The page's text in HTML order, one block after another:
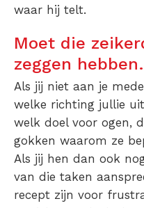
waar hij telt.
Moet die
zeggen
Als jij niet aan je
welke richting jullie
welk doel voor ogen,
gokken waarom ze
Als jij hen dan ook
van die taken
recept zijn voor